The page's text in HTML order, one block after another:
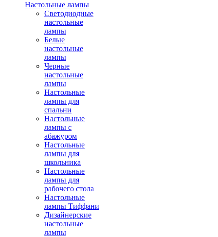
Настольные лампы
Светодиодные
настольные
лампы
Белые
настольные
лампы
Черные
настольные
лампы
Настольные
лампы для
спальни
Настольные
лампы с
абажуром
Настольные
лампы для
школьника
Настольные
лампы для
рабочего стола
Настольные
лампы Тиффани
Дизайнерские
настольные
лампы